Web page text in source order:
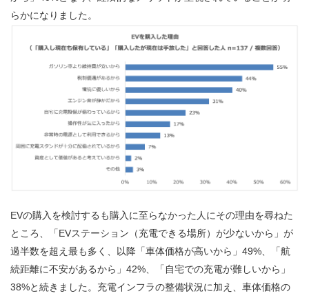
らかになりました。
EVの購入を検討するも購入に至らなかった人にその理由を尋ねた
ところ、「EVステーション（充電できる場所）が少ないから」が
過半数を超え最も多く、以降「車体価格が高いから」49%、「航
続距離に不安があるから」42%、「自宅での充電が難しいから」
38%と続きました。充電インフラの整備状況に加え、車体価格の